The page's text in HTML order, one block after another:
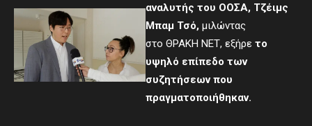
αναλυτής του ΟΟΣΑ, Τζέιμς
Μπαμ Τσό,μιλώντας
στο ΘΡΑΚΗ ΝΕΤ, εξήρε το
υψηλό επίπεδο των
συζητήσεων που
πραγματοποιήθηκαν.